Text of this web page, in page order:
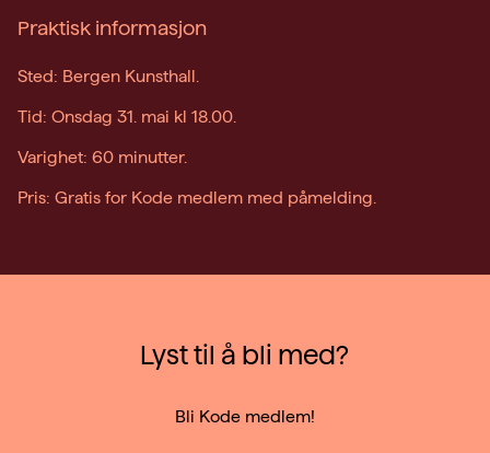
Praktisk informasjon
Sted: Bergen Kunsthall.
Tid: Onsdag 31. mai kl 18.00.
Varighet: 60 minutter.
Pris: Gratis for Kode medlem med påmelding.
Lyst til å bli med?
Bli Kode medlem!